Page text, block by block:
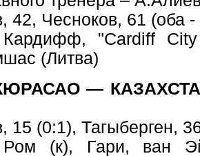
42, Чесноков, 61 (оба -
Кардифф, "Cardiff
(Литва)
—
15 (0:1), Тагыберген,
(к), Гари, ван